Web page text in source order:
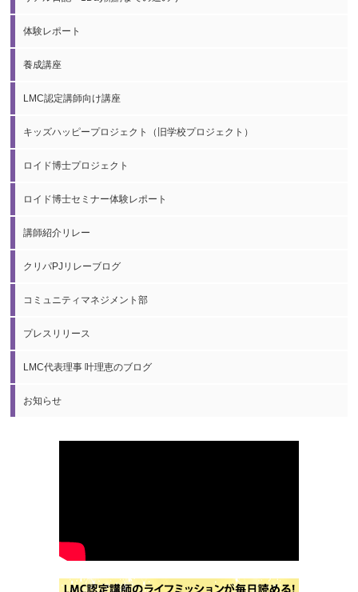
体験レポート
養成講座
LMC認定講師向け講座
キッズハッピープロジェクト（旧学校プロジェクト）
ロイド博士プロジェクト
ロイド博士セミナー体験レポート
講師紹介リレー
クリパPJリレーブログ
コミュニティマネジメント部
プレスリリース
LMC代表理事 叶理恵のブログ
お知らせ